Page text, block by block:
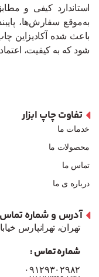
استاندارد کیفی و
به‌موقع سفارش‌ها،
باعث شده آکادیزاین
شود که به کیفیت،
تفاوت چاپ ابزار
خدمات ما
محصولات ما
تماس ما
درباره ی ما
آدرس و شماره تماس
تهران، تهرانپارس
شماره تماس :
۰۹۱۲۹۳۰۲۹۸۲